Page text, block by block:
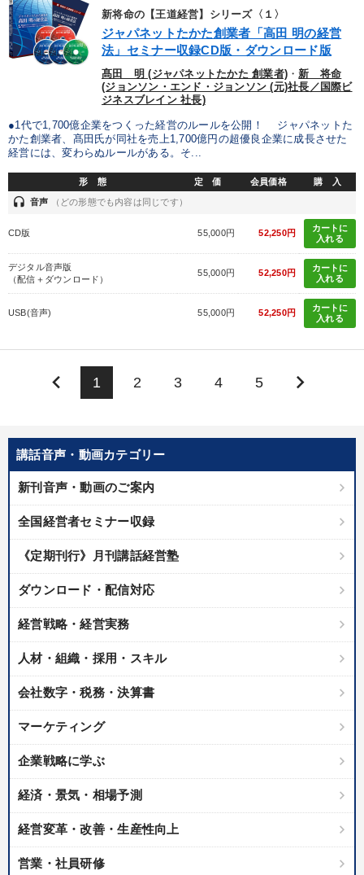
講話音声・動画カテゴリー
新刊音声・動画のご案内
全国経営者セミナー収録
《定期刊行》月刊講話経営塾
ダウンロード・配信対応
経営戦略・経営実務
人材・組織・採用・スキル
会社数字・税務・決算書
マーケティング
企業戦略に学ぶ
経済・景気・相場予測
経営変革・改善・生産性向上
営業・社員研修
新将命の【王道経営】シリーズ〈１〉
ジャパネットたかた創業者「高田 明の経営
法」セミナー収録CD版・ダウンロード版
髙田 明 (ジャパネットたかた 創業者) ・新 将命
(ジョンソン・エンド・ジョンソン (元)社長／国際ビ
ジネスブレイン 社長)
●1代で1,700億企業をつくった経営のルールを公開！ ジャパネットた
かた創業者、髙田氏が同社を売上1,700億円の超優良企業に成長させた
経営には、変わらぬルールがある。そ...
形 態 定 価 会員価格 購 入
headset 音声 （どの形態でも内容は同じです）
CD版 55,000円 52,250円
カートに
入れる
デジタル音声版
（配信＋ダウンロード）
55,000円 52,250円
カートに
入れる
USB(音声) 55,000円 52,250円
カートに
入れる
keyboard_arrow_left 1 2 3 4 5 keyboard_arrow_right